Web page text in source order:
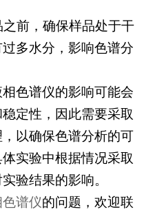
前，确保样品处于干
多水分，影响色谱分
色谱仪的影响可能会
定性，因此需要采取
以确保色谱分析的可
实验中根据情况采取
验结果的影响。
谱仪的问题，欢迎联